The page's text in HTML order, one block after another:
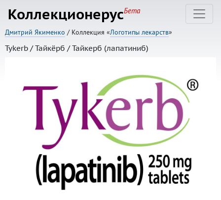
КоллекционерусБета
Дмитрий Якименко / Коллекция «Логотипы лекарств»
Tykerb / Тайкёрб / Тайкерб (лапатиниб)